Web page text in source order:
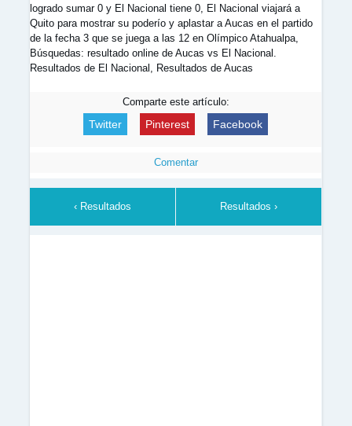
logrado sumar 0 y El Nacional tiene 0, El Nacional viajará a
Quito para mostrar su poderío y aplastar a Aucas en el partido
de la fecha 3 que se juega a las 12 en Olímpico Atahualpa,
Búsquedas: resultado online de Aucas vs El Nacional.
Resultados de El Nacional, Resultados de Aucas
Comparte este artículo:
Twitter Pinterest Facebook
Comentar
‹ Resultados Resultados ›